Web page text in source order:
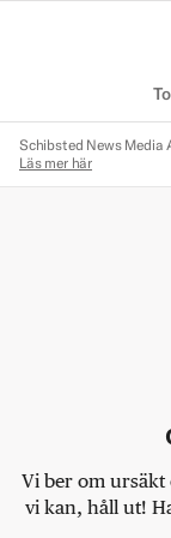
Schibsted News Media
Läs mer här
Vi ber om ursäkt
vi kan, håll ut!